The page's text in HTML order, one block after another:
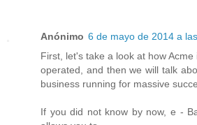
Anónimo 6 de mayo de 2014 a
First, let's take a look at how
operated, and then we will talk
business running for massive
If you did not know by now, e -